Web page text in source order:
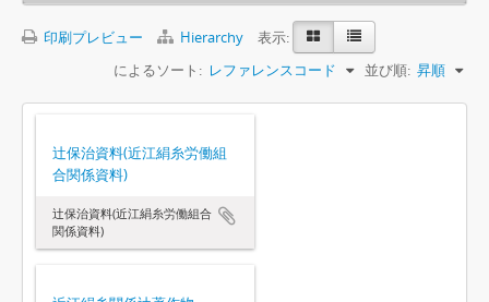
印刷プレビュー Hierarchy
表示:
によるソート: レファレンスコード 並び順: 昇順
辻保治資料(近江絹糸労働組
合関係資料)
辻保治資料(近江絹糸労働組合
関係資料)